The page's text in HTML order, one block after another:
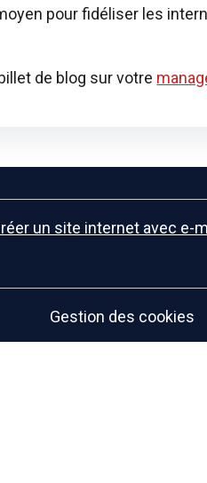
pour fidéliser les
de blog sur votre
un site internet avec e-
Gestion des cookies